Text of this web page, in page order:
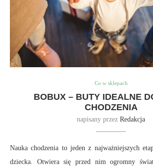
Co w sklepach
BOBUX – BUTY IDEALNE
CHODZENIA
napisany przez Redakcja
Nauka chodzenia to jeden z najważniejszych
dziecka. Otwiera się przed nim ogromny